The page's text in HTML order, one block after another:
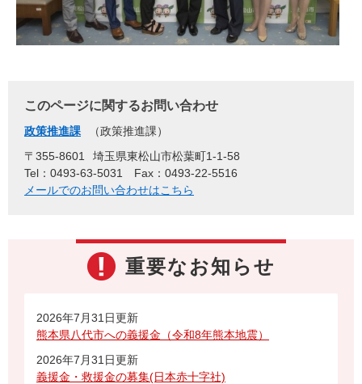
このページに関するお問い合わせ
政策推進課
政策推進課
〒355-8601
埼玉県東松山市松葉町1-1-58
Tel：0493-63-5031
Fax：0493-22-5516
メールでのお問い合わせはこちら
重要なお知らせ
2026年7月31日更新
熊本県八代市への義援金（令和8年熊本地震）
2026年7月31日更新
義援金・救援金の募集(日本赤十字社)